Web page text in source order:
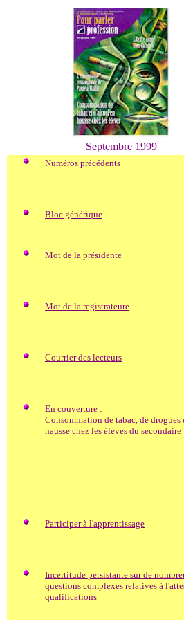
Septembre 1999
Numéros précédents
Bloc générique
Mot de la présidente
Mot de la registrateure
Courrier des lecteurs
En couverture :
Consommation de tabac, de
hausse chez les élèves du secondaire
Participer à l'apprentissage
Incertitude persistante sur de
questions complexes relatives à
qualifications